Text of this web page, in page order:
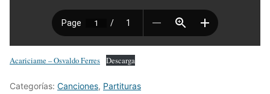
Acariciame – Osvaldo Ferres Descarga
Categorías: Canciones, Partituras